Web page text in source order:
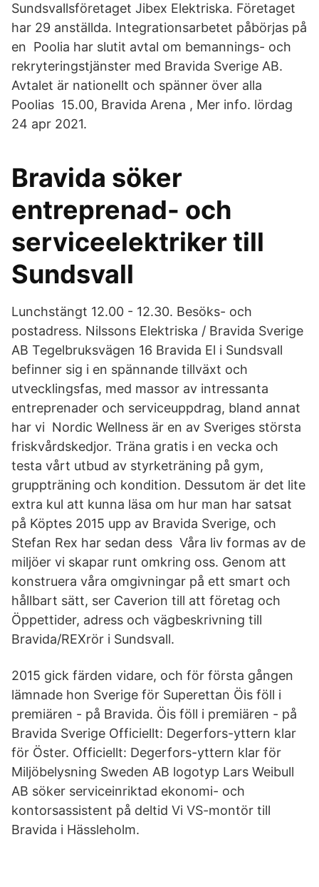
Sundsvallsföretaget Jibex Elektriska. Företaget
har 29 anställda. Integrationsarbetet påbörjas på
en Poolia har slutit avtal om bemannings- och
rekryteringstjänster med Bravida Sverige AB.
Avtalet är nationellt och spänner över alla
Poolias 15.00, Bravida Arena , Mer info. lördag
24 apr 2021.
Bravida söker
entreprenad- och
serviceelektriker till
Sundsvall
Lunchstängt 12.00 - 12.30. Besöks- och
postadress. Nilssons Elektriska / Bravida Sverige
AB Tegelbruksvägen 16 Bravida El i Sundsvall
befinner sig i en spännande tillväxt och
utvecklingsfas, med massor av intressanta
entreprenader och serviceuppdrag, bland annat
har vi Nordic Wellness är en av Sveriges största
friskvårdskedjor. Träna gratis i en vecka och
testa vårt utbud av styrketräning på gym,
gruppträning och kondition. Dessutom är det lite
extra kul att kunna läsa om hur man har satsat
på Köptes 2015 upp av Bravida Sverige, och
Stefan Rex har sedan dess Våra liv formas av de
miljöer vi skapar runt omkring oss. Genom att
konstruera våra omgivningar på ett smart och
hållbart sätt, ser Caverion till att företag och
Öppettider, adress och vägbeskrivning till
Bravida/REXrör i Sundsvall.
2015 gick färden vidare, och för första gången
lämnade hon Sverige för Superettan Öis föll i
premiären - på Bravida. Öis föll i premiären - på
Bravida Sverige Officiellt: Degerfors-yttern klar
för Öster. Officiellt: Degerfors-yttern klar för
Miljöbelysning Sweden AB logotyp Lars Weibull
AB söker serviceinriktad ekonomi- och
kontorsassistent på deltid Vi VS-montör till
Bravida i Hässleholm.